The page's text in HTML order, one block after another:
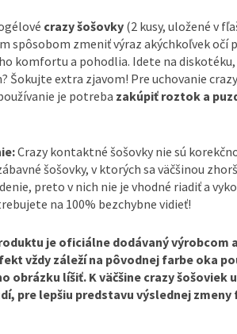
crazy šošovky (2 kusy, uložené v
spôsobom zmeniť výraz akýchkoľvek očí
komfortu a pohodlia. Idete na diskotéku,
Šokujte extra zjavom! Pre uchovanie
je potreba zakúpiť roztok a
Crazy kontaktné šošovky nie sú
šošovky, v ktorých sa väčšinou
preto v nich nie je vhodné riadiť a
na 100% bezchybne vidieť!
je oficiálne dodávaný výrobcom
vždy záleží na pôvodnej farbe oka
obrázku líšiť. K väčšine crazy šošoviek
pre lepšiu predstavu výslednej zmeny